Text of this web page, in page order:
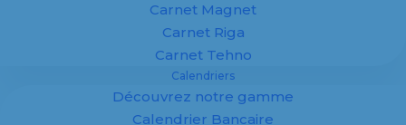
Carnet Magnet
Carnet Riga
Carnet Tehno
Calendriers
Découvrez notre gamme
Calendrier Bancaire
Tout en bénéficiant d’une flexibilité des
Les industries du textile, du verre, porcelaine et
autres n’échappent pas à la règle. La
sérigraphie a depuis peu laissé sa place à cette